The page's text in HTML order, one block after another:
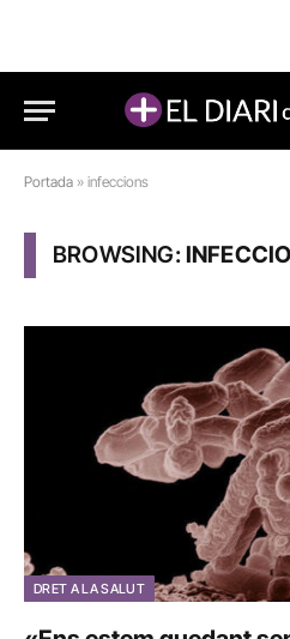
Portada » infeccions
BROWSING:
DRET A LA SALUT